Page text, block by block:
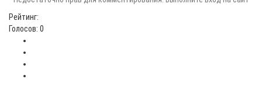
Рейтинг:
Голосов: 0